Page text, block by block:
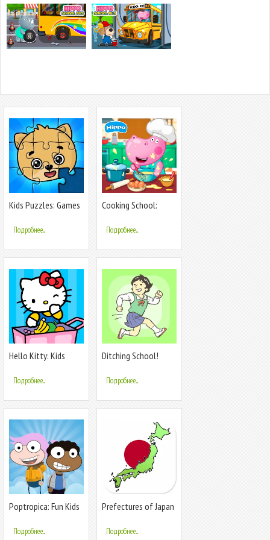
Kids Puzzles: Games
Подробнее...
Cooking School:
Подробнее...
Hello Kitty: Kids
Подробнее...
Ditching School!
Подробнее...
Poptropica: Fun Kids
Подробнее...
Prefectures of Japan
Подробнее...